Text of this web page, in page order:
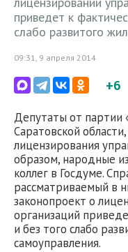
приведет к
слабо развитого
09:31, 9 апреля 2014
+6
Депутаты от партии
Саратовской
лицензирования
образом, народные
коллег в Госдуме.
рассматриваемый в
законопроект о
организаций
и без того слабо
самоуправления.